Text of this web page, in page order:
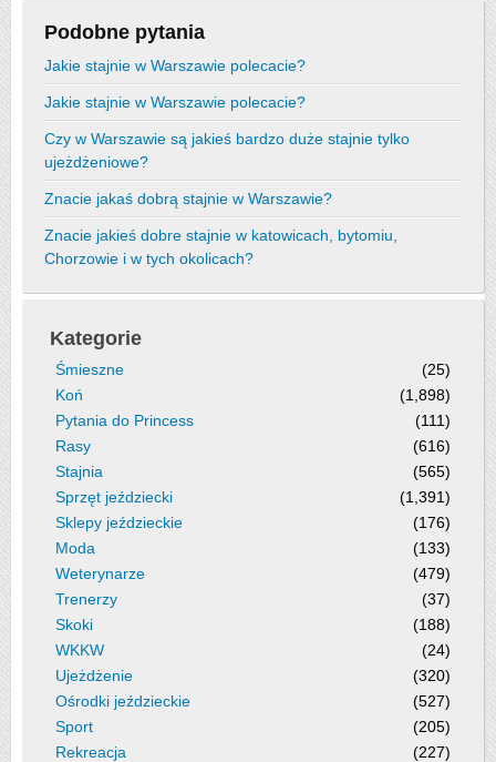
Podobne pytania
Jakie stajnie w Warszawie polecacie?
Jakie stajnie w Warszawie polecacie?
Czy w Warszawie są jakieś bardzo duże stajnie tylko
ujeżdżeniowe?
Znacie jakaś dobrą stajnie w Warszawie?
Znacie jakieś dobre stajnie w katowicach, bytomiu,
Chorzowie i w tych okolicach?
Kategorie
Śmieszne
(25)
Koń
(1,898)
Pytania do Princess
(111)
Rasy
(616)
Stajnia
(565)
Sprzęt jeździecki
(1,391)
Sklepy jeździeckie
(176)
Moda
(133)
Weterynarze
(479)
Trenerzy
(37)
Skoki
(188)
WKKW
(24)
Ujeżdżenie
(320)
Ośrodki jeździeckie
(527)
Sport
(205)
Rekreacja
(227)